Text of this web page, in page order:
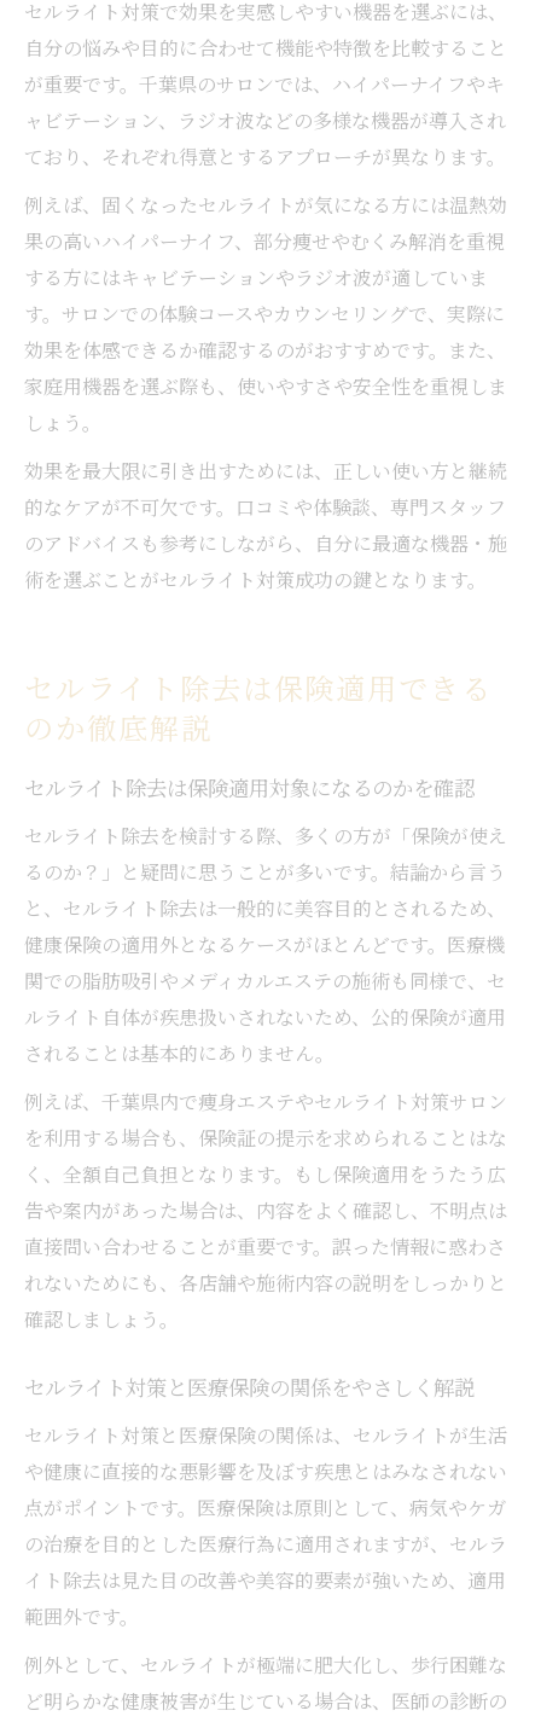
セルライト対策で効果を実感しやすい機器を選ぶには、
自分の悩みや目的に合わせて機能や特徴を比較すること
が重要です。千葉県のサロンでは、ハイパーナイフやキ
ャビテーション、ラジオ波などの多様な機器が導入され
ており、それぞれ得意とするアプローチが異なります。
例えば、固くなったセルライトが気になる方には温熱効
果の高いハイパーナイフ、部分痩せやむくみ解消を重視
する方にはキャビテーションやラジオ波が適していま
す。サロンでの体験コースやカウンセリングで、実際に
効果を体感できるか確認するのがおすすめです。また、
家庭用機器を選ぶ際も、使いやすさや安全性を重視しま
しょう。
効果を最大限に引き出すためには、正しい使い方と継続
的なケアが不可欠です。口コミや体験談、専門スタッフ
のアドバイスも参考にしながら、自分に最適な機器・施
術を選ぶことがセルライト対策成功の鍵となります。
セルライト除去は保険適用できる
のか徹底解説
セルライト除去は保険適用対象になるのかを確認
セルライト除去を検討する際、多くの方が「保険が使え
るのか？」と疑問に思うことが多いです。結論から言う
と、セルライト除去は一般的に美容目的とされるため、
健康保険の適用外となるケースがほとんどです。医療機
関での脂肪吸引やメディカルエステの施術も同様で、セ
ルライト自体が疾患扱いされないため、公的保険が適用
されることは基本的にありません。
例えば、千葉県内で痩身エステやセルライト対策サロン
を利用する場合も、保険証の提示を求められることはな
く、全額自己負担となります。もし保険適用をうたう広
告や案内があった場合は、内容をよく確認し、不明点は
直接問い合わせることが重要です。誤った情報に惑わさ
れないためにも、各店舗や施術内容の説明をしっかりと
確認しましょう。
セルライト対策と医療保険の関係をやさしく解説
セルライト対策と医療保険の関係は、セルライトが生活
や健康に直接的な悪影響を及ぼす疾患とはみなされない
点がポイントです。医療保険は原則として、病気やケガ
の治療を目的とした医療行為に適用されますが、セルラ
イト除去は見た目の改善や美容的要素が強いため、適用
範囲外です。
例外として、セルライトが極端に肥大化し、歩行困難な
ど明らかな健康被害が生じている場合は、医師の診断の